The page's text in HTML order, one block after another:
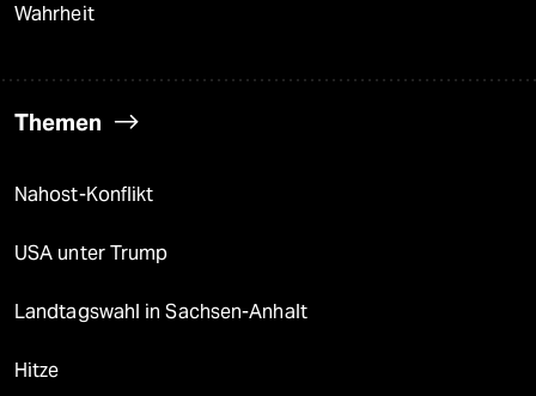
Wahrheit
Themen
Nahost-Konflikt
USA unter Trump
Landtagswahl in Sachsen-Anhalt
Hitze